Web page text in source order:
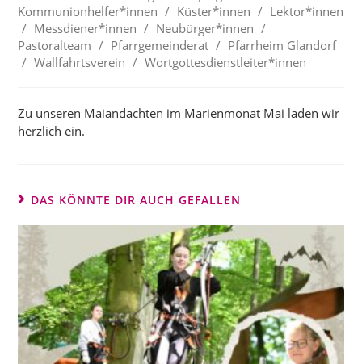
Kommunionhelfer*innen / Küster*innen / Lektor*innen
/ Messdiener*innen / Neubürger*innen /
Pastoralteam / Pfarrgemeinderat / Pfarrheim Glandorf
/ Wallfahrtsverein / Wortgottesdienstleiter*innen
Zu unseren Maiandachten im Marienmonat Mai laden wir
herzlich ein.
DAS KÖNNTE DIR AUCH GEFALLEN